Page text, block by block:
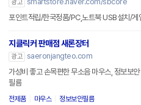
광고
포인트적립/한국정품/PC,노트북 USB설치/게
지클릭커 판매점 새론장터
광고 saeronjangteo.com
가성비 좋고 손목편한 무소음 마우스, 정보보
필름
전제품 마우스 정보보안필름